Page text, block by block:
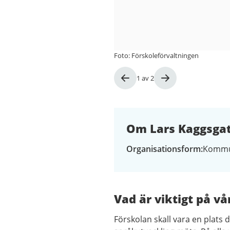
Bild
1 av2
Foto: Förskoleförvaltningen
Om Lars
Organisationsform
Vad är viktigt på
Förskolan skall vara en plats